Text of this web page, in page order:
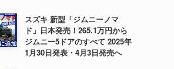
スズキ 新型「ジムニーノマ
ド」日本発売！265.1万円から
ジムニー5ドアのすべて 2025年
1月30日発表・4月3日発売へ